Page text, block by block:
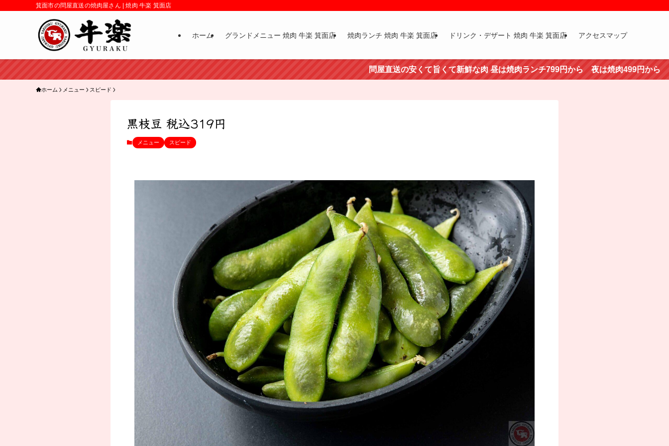
箕面市の問屋直送の焼肉屋さん | 焼肉 牛楽 箕面店
ホーム グランドメニュー 焼肉 牛楽 箕面店 焼肉ランチ 焼肉 牛楽 箕面店 ドリンク・デザート 焼肉 牛楽 箕面店 アクセスマップ
問屋直送の安くて旨くて新鮮な肉 昼は焼肉ランチ799円から 夜は焼肉499円から
ホーム メニュー スピード
黒枝豆 税込319円
メニュー スピード